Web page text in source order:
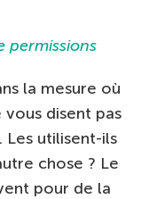
la mesure où
disent pas
Les utilisent-ils
chose ? Le
pour de la